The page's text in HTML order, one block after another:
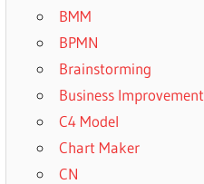
BMM
BPMN
Brainstorming
Business Improvement
C4 Model
Chart Maker
CN